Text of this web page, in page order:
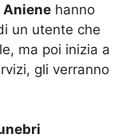
Aniene hanno
un utente che
ma poi inizia a
gli verranno